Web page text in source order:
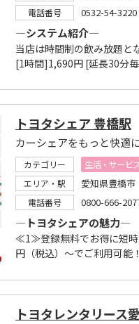
電話番号 0532-54-3220
―システム紹介―
当店は時間制の飲み放題
[1時間]1,690円 [延長30分
トヨタシェア 豊橋駅
カーシェアをもっと快適
カテゴリー 生活・サービ
エリア・駅
愛知県豊橋
電話番号 0800-666-
―トヨタシェアの魅力―
≪1≫登録無料でお得に短時
円（税込）～でご利用可能
トヨタレンタリース